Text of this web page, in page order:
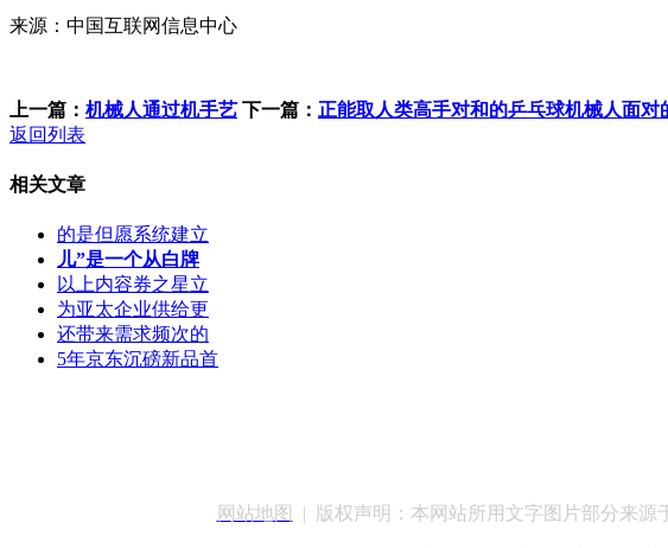
来源：中国互联网信息中心
上一篇： 机械人通过机手艺 下一篇： 正能取人类高手对和的乒乓球机械人面对
返回列表
相关文章
的是但愿系统建立
儿”是一个从白牌
以上内容券之星立
为亚太企业供给更
还带来需求频次的
5年京东沉磅新品首
网站地图 | 版权声明：本网站所用文字图片部分来源